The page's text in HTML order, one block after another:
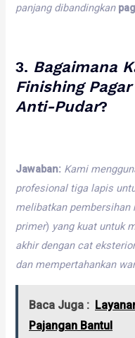
panjang dibandingkan
3. Bagaimana
Finishing Pagar
Anti-Pudar?
Jawaban: Kami
profesional tiga lapis
melibatkan pembersihan
primer) yang kuat untuk
akhir dengan cat
dan mempertahankan
Baca Juga :
Pajangan Bantul